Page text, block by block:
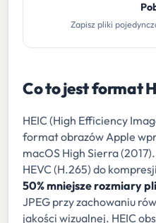
Zapisz pliki
Co to jest format
HEIC (High Efficiency
format obrazów Apple
macOS High Sierra
HEVC (H.265) do
50% mniejsze rozmiary
JPEG przy zachowaniu
jakości wizualnej. HEIC